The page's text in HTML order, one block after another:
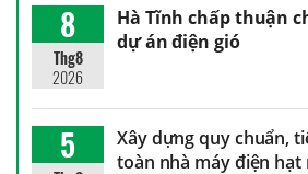
8
Thg8
2026
Hà Tĩnh chấp thuận
dự án điện gió
5
Xây dựng quy chuẩn,
toàn nhà máy điện hạt